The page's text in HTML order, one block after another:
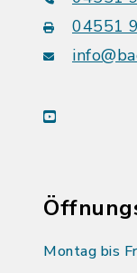
04551
youtube
Montag bis